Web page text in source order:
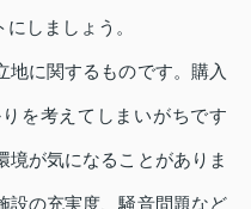
しましょう。
地に関するものです。購入
を考えてしまいがちです
境が気になることがありま
設の充実度、騒音問題など